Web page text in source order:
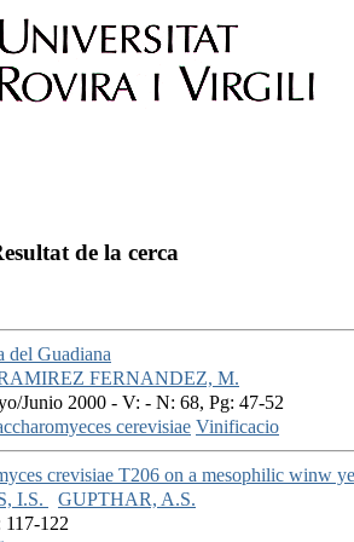
de la cerca
del Guadiana
FERNANDEZ, M.
Junio 2000 - V: - N: 68, Pg: 47-52
cerevisiae Vinificacio
crevisiae T206 on a mesophilic winw
I.S.
GUPTHAR, A.S.
117-122